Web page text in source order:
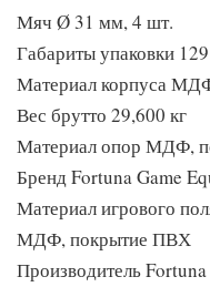
Мяч Ø 31 мм, 4 шт.
Габариты упаковки
Материал корпуса
Вес брутто 29,600 кг
Материал опор МДФ,
Бренд Fortuna Game
Материал игрового
МДФ, покрытие ПВХ
Производитель